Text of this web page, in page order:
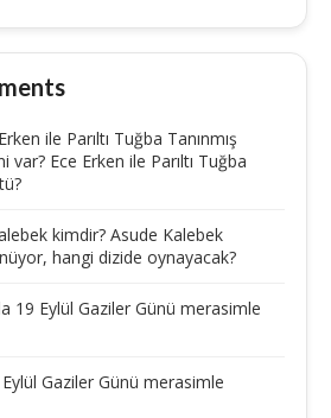
ile Parıltı Tuğba Tanınmış
var? Ece Erken ile Parıltı Tuğba
kimdir? Asude Kalebek
hangi dizide oynayacak?
19 Eylül Gaziler Günü merasimle
Eylül Gaziler Günü merasimle